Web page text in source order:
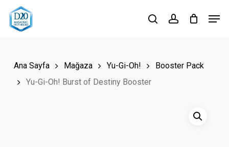
Skip
searchaccount
Ana Sayfa Mağaza Yu-Gi-Oh!
Booster Pack
Yu-Gi-Oh! Burst of Destiny Booster